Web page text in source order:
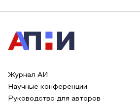
Журнал АИ
Научные конференции
Руководство для авторов